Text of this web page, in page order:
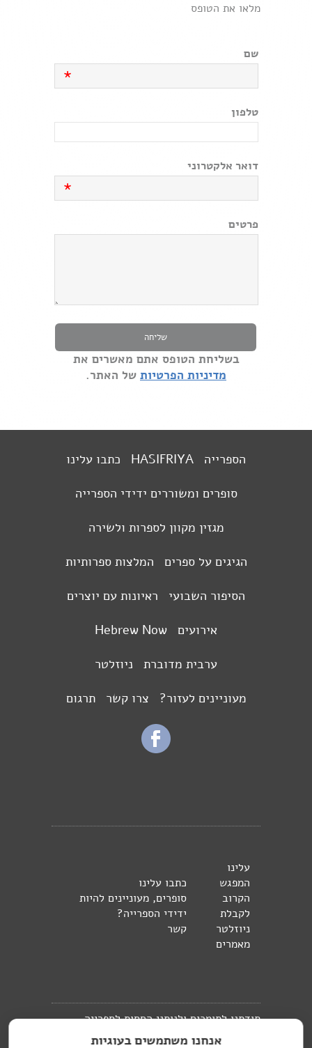
מלאו את הטופס
שם
*
טלפון
דואר אלקטרוני
*
פרטים
בשליחת הטופס אתם מאשרים את
מדיניות הפרטיות של האתר.
הספרייה HASIFRIYA כתבו עלינו
סופרים ומשוררים ידידי הספרייה
מגזין מקוון לספרות ולשירה
הגיגים על ספרים המלצות ספרותיות
הסיפור השבועי ראיונות עם יוצרים
אירועים Hebrew Now
ערבית מדוברת ניוזלטר
מעוניינים לעזור? צרו קשר תרגום
עלינו
המפגש
הקרוב
לקבלת
ניוזלטר
מאמרים
כתבו עלינו
סופרים, מעוניינים להיות
ידידי הספרייה?
קשר
תודתנו לתומכים ולנותני החסות לספרייה
העברית בברלין:אנחנו משתמשים בעוגיות